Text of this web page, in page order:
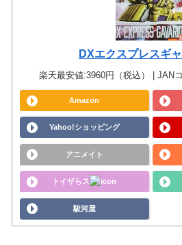
DXエクスプレスギ
楽天最安値:3960円（税込） | JAN
Amazon
Yahoo!ショッピング
アニメイト
トイザらス
駿河屋